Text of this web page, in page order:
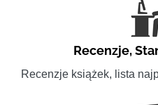
Recenzje,
Recenzje książek, lista